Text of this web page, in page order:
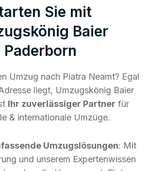
Sie mit
Baier
Paderborn
Umzug nach Piatra Neamt? Egal
liegt, Umzugskönig Baier
Ihr zuverlässiger Partner für
& internationale Umzüge.
Umzugslösungen: Mit
und unserem Expertenwissen